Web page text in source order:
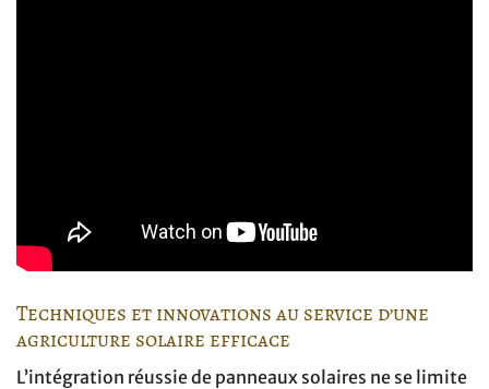
Techniques et innovations au service d’une
agriculture solaire efficace
L’intégration réussie de panneaux solaires ne se limite